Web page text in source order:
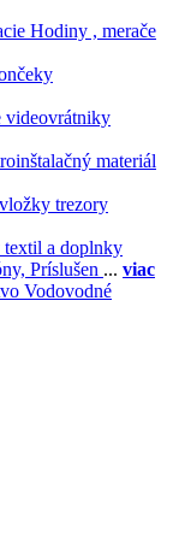
Hodiny , merače
videovrátniky
materiál
trezory
a doplnky
Príslušen ... viac
Vodovodné